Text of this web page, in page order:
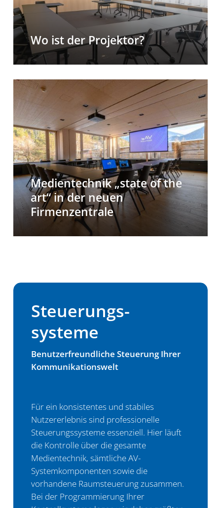
Wo ist der Projektor?
Medientechnik
„state
of
the
art“
in
der
neuen
Firmenzentrale
Medientechnik „state of the
art“ in der neuen
Firmenzentrale
Steuerungs­
systeme
Benutzerfreundliche Steuerung Ihrer
Kommunikationswelt
Für ein konsistentes und stabiles
Nutzererlebnis sind professionelle
Steuerungssysteme essenziell. Hier läuft
die Kontrolle über die gesamte
Medientechnik, sämtliche AV-
Systemkomponenten sowie die
vorhandene Raumsteuerung zusammen.
Bei der Programmierung Ihrer